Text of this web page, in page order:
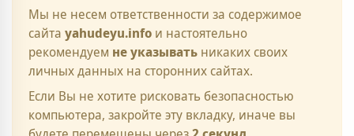
Мы не несем ответственности за содержимое
сайта yahudeyu.info и настоятельно
рекомендуем не указывать никаких своих
личных данных на сторонних сайтах.
Если Вы не хотите рисковать безопасностью
компьютера, закройте эту вкладку, иначе вы